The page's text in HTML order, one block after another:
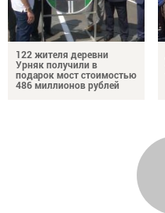
122 жителя деревни
Урняк получили в
подарок мост стоимостью
486 миллионов рублей